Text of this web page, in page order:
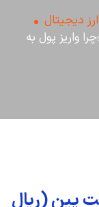
دیجیتال
واریز پول به
پین (ریال